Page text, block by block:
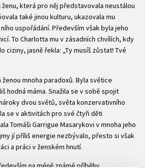
která pro něj představovala neustálou
také jinou kulturu, ukazovala mu
uspořádání. Především však byla jeho
To Charlotta mu v zásadních chvílích, kdy
ciziny, jasně řekla: „Ty musíš zůstat! Tvé
mnoha paradoxů. Byla světice
hodná máma. Snažila se v sobě spojit
dvou světů, světa konzervativního
se v aktivitách pro své čtyři děti
Tomáši Garrigue Masarykovi v mnoha jeho
jí příliš energie nezbývalo, přesto si však
a práci v ženském hnutí.
na méně známé příběhy